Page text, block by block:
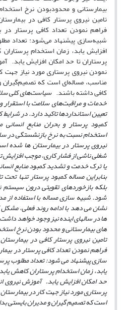
بیمارستانی و محدود‌بودن نرخ
تامین نیروی پرستار کافی در
فراهم نمودن تعداد کافی پرستار در
شبیه‌‌سازی پیشنهاد می‌شود: تعداد
افزایش یابد، زمان استخدام
پرستاران تا حد امکان افزایش یابد.
نمودن نیروی پرستاری مورد نیاز جهت
مناسب، مساله‌ای است که تصمیم‌گیران
کافی داشته باشند.سیاست‌های کلی
خدمات و مراقبت‌های سلامت با استقرار
تعیین استانداردها تاکید دارد. در شرایط
کمبود پرستار و بحران منابع
استخدام نسبت به نرخ بازنشستگی در
نیروی پرستار در بیمارستان ها
شغلی ناشی از فشار کاری، موجب افزایش
یا ترک خدمت و تشدید کمبود منابع
بنابراین مساله کمبود پرستار تنها
بلکه بازخوردهای تقویتی درون
شود. شبیه سازی مساله با استفاده از
نشان می دهد با ادامه روند فعلی،
ها در سالهای اینده نیز وجود خواهد
های بیمارستانی و محدود بودن نرخ
تامین نیروی پرستار کافی در
فراهم نمودن تعداد کافی پرستار در
سازی پیشنهاد می شود: تعداد مطلوب
یابد، زمان استخدام پرستاران کاهش
حد امکان افزایش یابد. آموزش نیروی
پرستاری مورد نیاز جهت کار در
است که تصمیم گیران و مدیران بایستی